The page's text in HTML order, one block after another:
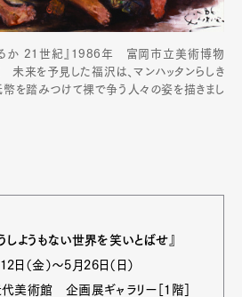
Pen Meet
るか 21世紀』1986年 富岡市立美術博物
来を予見した福沢は、マンハッタンらしき
を踏みつけて裸で争う人々の姿を描きまし
ようもない世界を笑いとばせ』
（金）〜5月26日（日）
美術館 企画展ギャラリー［1階］